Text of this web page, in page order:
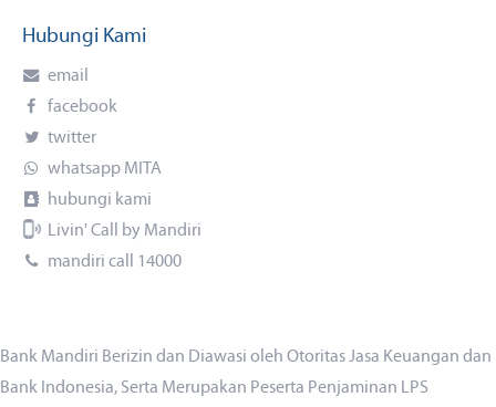
Hubungi Kami
email
facebook
twitter
whatsapp MITA
hubungi kami
Livin' Call by Mandiri
mandiri call 14000
Bank Mandiri Berizin dan Diawasi oleh Otoritas Jasa Keuangan dan
Bank Indonesia, Serta Merupakan Peserta Penjaminan LPS